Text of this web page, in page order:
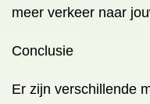
meer verkeer naar
Conclusie
Er zijn verschillende